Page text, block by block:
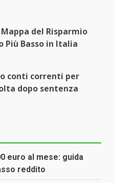
Mappa del Risparmio
Più Basso in Italia
conti correnti per
dopo sentenza
euro al mese: guida
reddito